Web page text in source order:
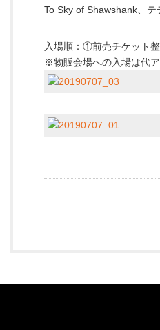
To Sky of Shawshank、
入場順：①前売チケット
※物販会場への入場は代